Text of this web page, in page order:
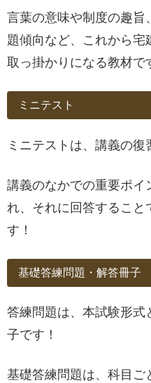
言葉の意味や制度の趣旨
題傾向など、これから
取っ掛かりになる教材で
ミニテスト
ミニテストは、講義の復
講義のなかでの重要ポイ
れ、それに回答するこ
す！
基礎答練問題・解答冊子
答練問題は、本試験形式
子です！
基礎答練問題は、科目ご